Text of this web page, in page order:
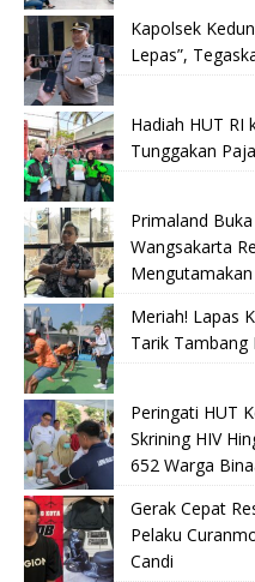
Kapolsek
Lepas”,
Hadiah HUT RI
Tunggakan
Primaland
Wangsakarta
Meriah! Lapas
Tarik Tambang
Peringati HUT
Skrining HIV
652 Warga
Gerak Cepat
Pelaku
Candi